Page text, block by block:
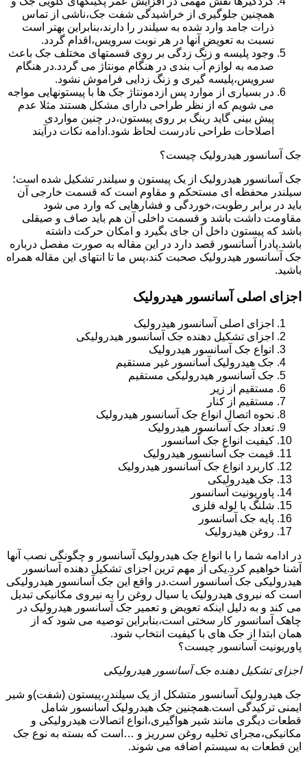
همچنین جلوگیری از خراشیدگی شفت جک،ناشی از تماس
ذرات جامد وارد شده به سیلندر را دارند،بنابراین بهتر است
نسبت به تعویض آنها در هر نوبت سرویس،اقدام گردد.
وجود پلیسه و زنگ زدگی بر روی قسمتهای مختلف جک باعث
صدمه به لوازم آب بندی در هنگام مونتاژ می گردد.در هنگام
سرویس،پلیسه گیری و زنگ زدایی فراموش نشود.
در بسیاری از موارد پس ازدمونتاژ جک ها با پیستونهایی مواجه
می شویم که از نظر طراحی دارای مشکل هستند مثلا عدم
پیش بینی گاید رینگ بر روی پیستون،در چنین مواردی
اصلاحات طراحی نادرست لحاظ شود.ادامه نکات درآیند
جک آسانسور هیدرولیک چیست؟
جک آسانسور هیدرولیک از یک پیستون و سیلندر تشکیل شده است؛
سیلندر محفظه ای مستحکم و مقاوم است که قسمت خارجی آن
باید در برابر رطوبت،خوردگی و فشارهایی که وارد می شود
مقاومت داشت باشد و قسمت داخلی آن هم باید صاف و صیقلی
باشد که پیستون داخل آن جای بگیرد و امکان حرکت داشته
باشد.پادرا آسانسور قصد دارد در این مقاله به صورت مفصل درباره
جک آسانسور هیدرولیک صحبت کند،پس ما تا انتهای این مقاله همراه
باشید.
اجزای اصلی آسانسور هیدرولیک
اجزای اصلی آسانسور هیدرولیک
اجزای تشکیل دهنده جک آسانسور هیدرولیکی
انواع جک آسانسور هیدرولیک
جک هیدرولیک آسانسور غیر مستقیم
جک آسانسور هیدرولیکی مستقیم
مستقیم از زیر
مستقیم از کنار
نحوه اتصال انواع جک آسانسور هیدرولیک
تعداد جک آسانسور هیدرولیک
کیفیت انواع جک آسانسور
قیمت جک آسانسور هیدرولیک
کاربرد انواع جک آسانسور هیدرولیک
جک هیدرولیکی
پاوریونیت آسانسور
شلنگ یا لوله فلزی
پایه جک آسانسور
روغن هیدرولیک
در ادامه شما را با انواع جک هیدرولیک آسانسور و چگونگی نصب آنها
آشنا خواهیم کرد.یکی از مهم ترین اجزای تشکیل دهنده آسانسور
هیدرولیکی جک آسانسور است.در واقع این جک آسانسور هیدرولیکی
است که نیروی هیدرولیک یا سیال روغن را به نیروی مکانیکی تبدیل
می کند و به دلیل اینکه تعویض و تعمیر جک آسانسور هیدرولیک در
چاهک آسانسور کار سختی است،بنابراین توصیه می شود که از
همان ابتدا از جک های با کیفیت انتخاب شود.
پاوریونیت آسانسور چیست؟
اجزای تشکیل دهنده جک آسانسور هیدرولیکی
جک هیدرولیک آسانسور متشکل از یک سیلندر،پیستون (شفت)و شیر
ایمنی ترکیدگی است.همچنین جک هیدرولیک آسانسور شامل
قطعات دیگری مانند شیر هواگیری،انواع اتصالات هیدرولیکی و
مکانیکی،مجرای تخلیه روغن سرریز و …است که بسته به نوع جک
این قطعات به سیستم اضافه می شوند.